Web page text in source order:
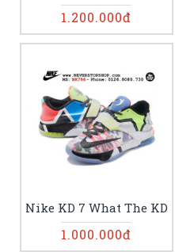
1.200.000đ
Nike KD 7 What The KD
1.000.000đ